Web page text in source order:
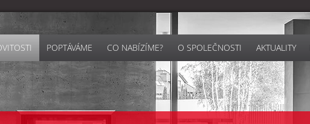
POPTÁVÁME CO NABÍZÍME? O SPOLEČNOSTI AKTUALITY